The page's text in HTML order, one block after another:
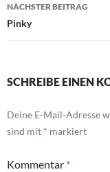
NÄCHSTER BEITRAG
Pinky
SCHREIBE EINEN
Deine E-Mail-Adresse
sind mit * markiert
Kommentar *